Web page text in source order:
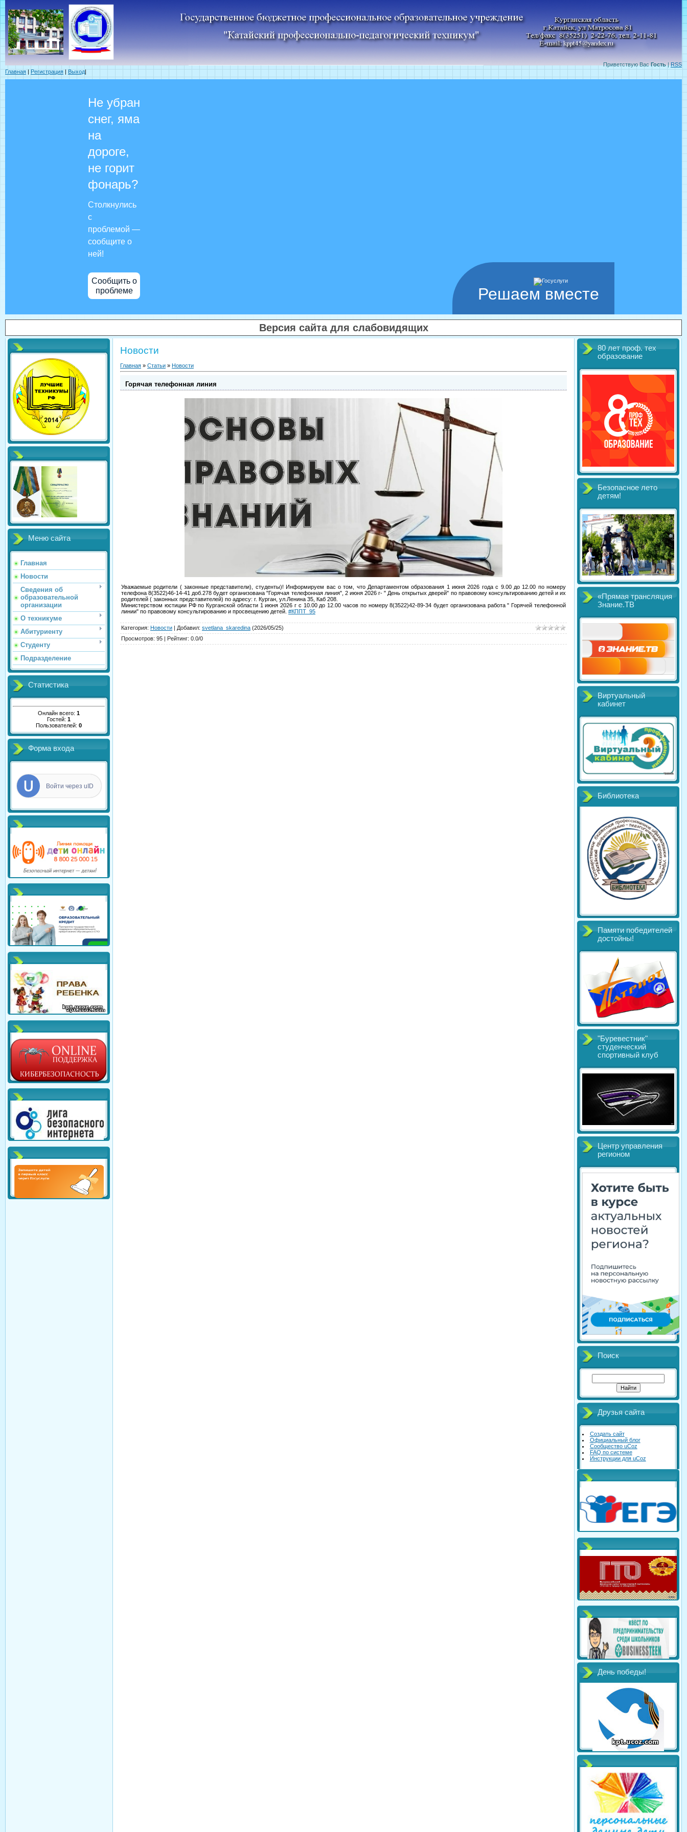
Приветствую Вас Гость|RSS
Главная | Регистрация | Выход|
Решаем вместе
Не убран
снег, яма
на
дороге,
не горит
фонарь?
Столкнулись
с
проблемой —
сообщите о
ней!
Сообщить о
проблеме
Версия сайта для слабовидящих
Меню сайта
Главная
Новости
Сведения об
образовательной
организации
О техникуме
Абитуриенту
Студенту
Подразделение
Статистика
Онлайн всего: 1
Гостей: 1
Пользователей: 0
Форма входа
Войти через uID
Новости
Главная » Статьи » Новости
Горячая телефонная линия
Уважаемые родители ( законные представители), студенты)! Информируем вас о том, что Департаментом образования 1 июня 2026 года с 9.00 до 12.00 по номеру
телефона 8(3522)46-14-41 доб.278 будет организована "Горячая телефонная линия", 2 июня 2026 г- " День открытых дверей" по правовому консультированию детей и их
родителей ( законных представителей) по адресу: г. Курган, ул.Ленина 35, Каб 208.
Министерством юстиции РФ по Курганской области 1 июня 2026 г с 10.00 до 12.00 часов по номеру 8(3522)42-89-34 будет организована работа " Горячей телефонной
линии" по правовому консультированию и просвещению детей. #КППТ_95
Категория: Новости | Добавил: svetlana_skaredina (2026/05/25)
Просмотров: 95 | Рейтинг: 0.0/0
80 лет проф. тех
образование
Безопасное лето
детям!
«Прямая трансляция
Знание.ТВ
Виртуальный
кабинет
Библиотека
Памяти победителей
достойны!
"Буревестник"
студенческий
спортивный клуб
Центр управления
регионом
Поиск
Друзья сайта
Создать сайт
Официальный блог
Сообщество uCoz
FAQ по системе
Инструкции для uCoz
День победы!